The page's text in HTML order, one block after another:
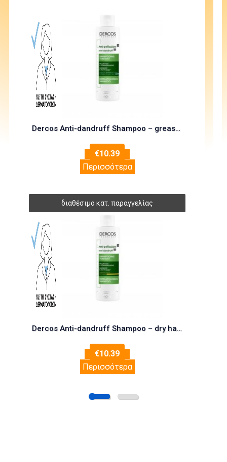
Dercos Anti-dandruff Shampoo – greasy hair (200ml)
€10.39
Περισσότερα
Dercos Anti-dandruff Shampoo – dry hair (200ml)
€10.39
Περισσότερα